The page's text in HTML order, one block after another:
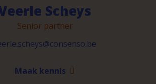
Scheys
Senior partner
Maak kennis